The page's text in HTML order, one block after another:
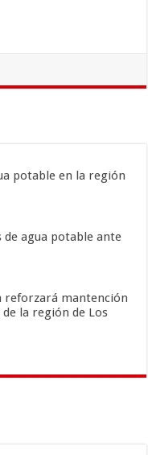
potable en la región
agua potable ante
reforzará mantención
la región de Los